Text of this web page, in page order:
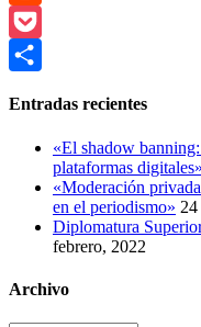
Reddit
Pocket
Entradas recientes
«El shadow
plataformas digitales»
«Moderación
en el periodismo»
Diplomatura
febrero, 2022
Archivo